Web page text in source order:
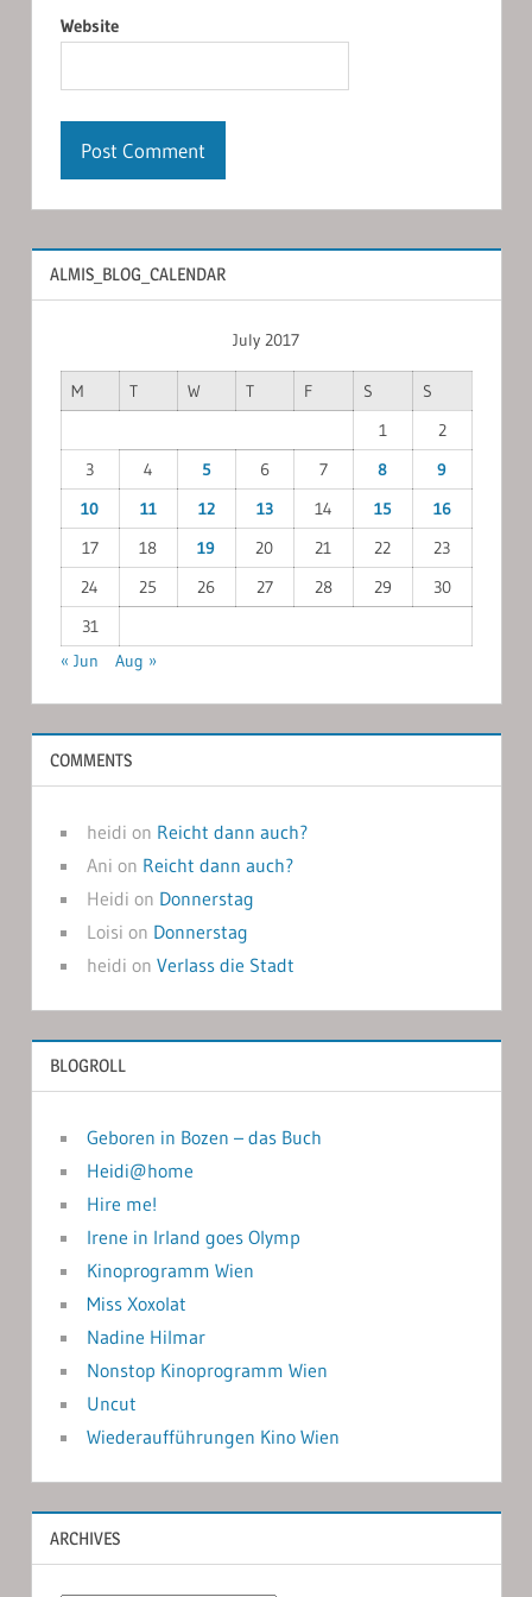
Website
ALMIS_BLOG_CALENDAR
July 2017
M T W T F S
S
1
2
3
4 5 6 7 8
9
10
11 12 13 14 15
16
17
18 19 20 21 22
23
24
25 26 27 28 29
30
31
« Jun
Aug »
COMMENTS
heidi on Reicht dann auch?
Ani on Reicht dann auch?
Heidi on Donnerstag
Loisi on Donnerstag
heidi on Verlass die Stadt
BLOGROLL
Geboren in Bozen – das Buch
Heidi@home
Hire me!
Irene in Irland goes Olymp
Kinoprogramm Wien
Miss Xoxolat
Nadine Hilmar
Nonstop Kinoprogramm Wien
Uncut
Wiederaufführungen Kino Wien
ARCHIVES